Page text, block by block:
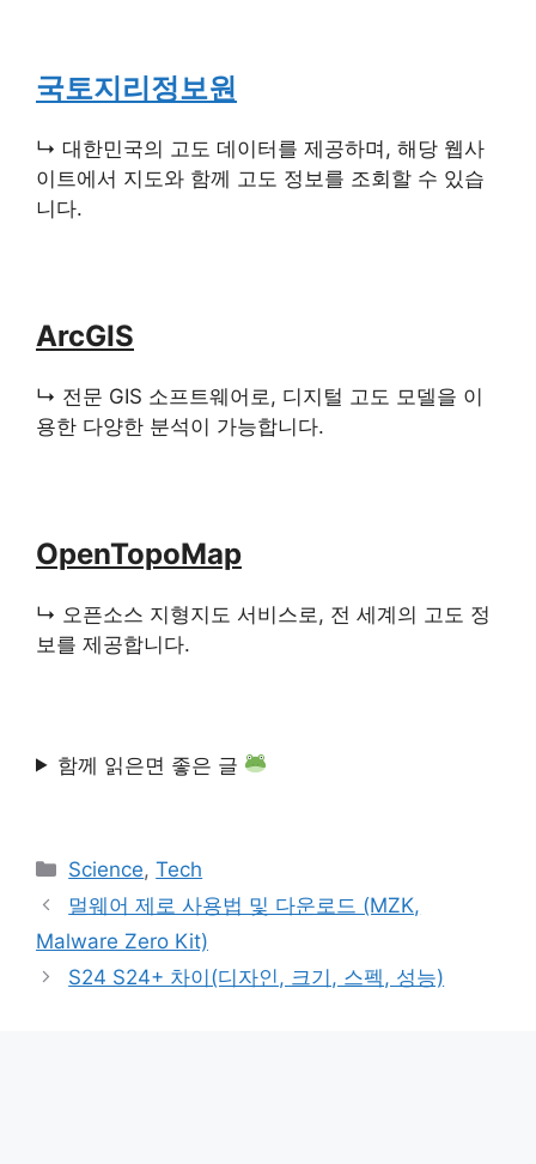
국토지리정보원
↳ 대한민국의 고도 데이터를 제공하며, 해당 웹사
이트에서 지도와 함께 고도 정보를 조회할 수 있습
니다.
ArcGIS
↳ 전문 GIS 소프트웨어로, 디지털 고도 모델을 이
용한 다양한 분석이 가능합니다.
OpenTopoMap
↳ 오픈소스 지형지도 서비스로, 전 세계의 고도 정
보를 제공합니다.
함께 읽은면 좋은 글
카
테
리
Science,Tech
멀웨어 제로 사용법 및 다운로드 (MZK,
Malware Zero Kit)
S24 S24+ 차이(디자인, 크기, 스펙, 성능)